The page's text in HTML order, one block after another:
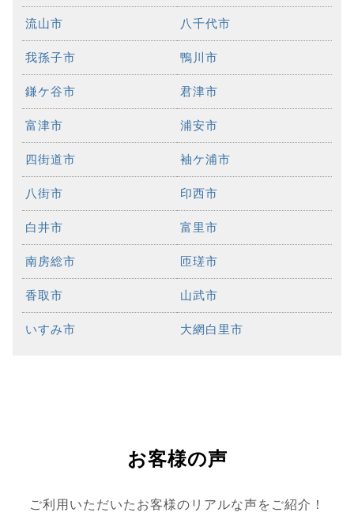
流山市 八千代市
我孫子市 鴨川市
鎌ケ谷市 君津市
富津市 浦安市
四街道市 袖ケ浦市
八街市 印西市
白井市 富里市
南房総市 匝瑳市
香取市 山武市
いすみ市 大網白里市
お客様の声
ご利用いただいたお客様のリアルな声をご紹介！